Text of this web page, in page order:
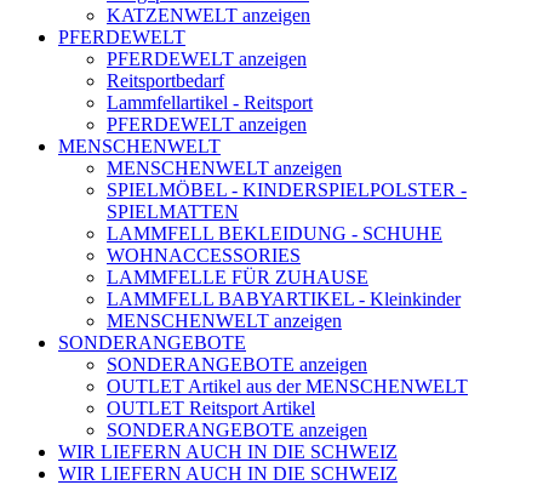
KATZENWELT anzeigen
PFERDEWELT
PFERDEWELT anzeigen
Reitsportbedarf
Lammfellartikel - Reitsport
PFERDEWELT anzeigen
MENSCHENWELT
MENSCHENWELT anzeigen
SPIELMÖBEL - KINDERSPIELPOLSTER -
SPIELMATTEN
LAMMFELL BEKLEIDUNG - SCHUHE
WOHNACCESSORIES
LAMMFELLE FÜR ZUHAUSE
LAMMFELL BABYARTIKEL - Kleinkinder
MENSCHENWELT anzeigen
SONDERANGEBOTE
SONDERANGEBOTE anzeigen
OUTLET Artikel aus der MENSCHENWELT
OUTLET Reitsport Artikel
SONDERANGEBOTE anzeigen
WIR LIEFERN AUCH IN DIE SCHWEIZ
WIR LIEFERN AUCH IN DIE SCHWEIZ